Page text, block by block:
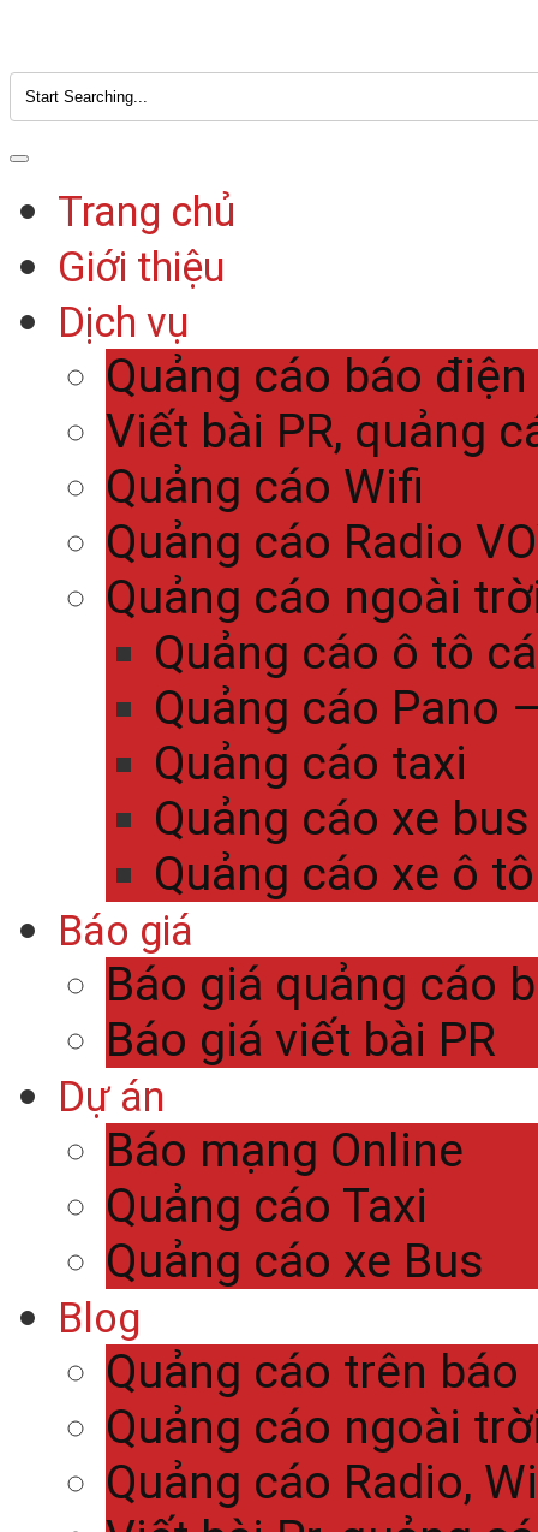
Trang chủ
Giới thiệu
Dịch vụ
Quảng cáo báo
Viết bài PR, quảng
Quảng cáo Wifi
Quảng cáo Radio
Quảng cáo ngoài
Quảng cáo ô tô
Quảng cáo Pano
Quảng cáo taxi
Quảng cáo xe bus
Quảng cáo xe ô
Báo giá
Báo giá quảng cáo
Báo giá viết bài PR
Dự án
Báo mạng Online
Quảng cáo Taxi
Quảng cáo xe Bus
Blog
Quảng cáo trên báo
Quảng cáo ngoài
Quảng cáo Radio,